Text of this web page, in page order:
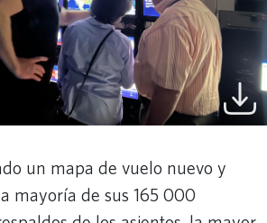
un mapa de vuelo nuevo y
mayoría de sus 165 000